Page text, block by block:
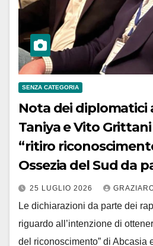
SENZA CATEGORIA
Nota dei diplomatici
Taniya e Vito
“ritiro
Ossezia del Sud da
25 LUGLIO 2026
​Le dichiarazioni da parte dei
riguardo all’intenzione di
del riconoscimento” di Abcasia